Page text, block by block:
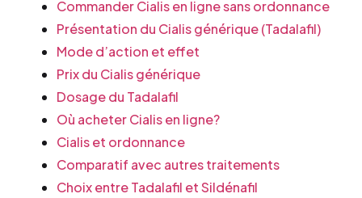
Commander Cialis en ligne sans ordonnance
Présentation du Cialis générique (Tadalafil)
Mode d’action et effet
Prix du Cialis générique
Dosage du Tadalafil
Où acheter Cialis en ligne?
Cialis et ordonnance
Comparatif avec autres traitements
Choix entre Tadalafil et Sildénafil